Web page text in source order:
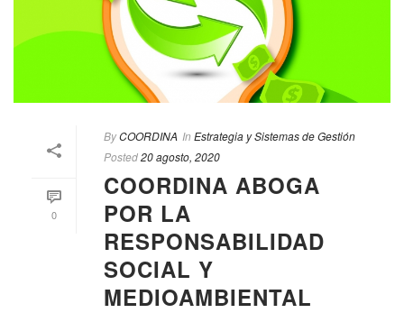
0
ByCOORDINA In Estrategia y Sistemas de Gestión
Posted20 agosto, 2020
COORDINA ABOGA
POR LA
RESPONSABILIDAD
SOCIAL Y
MEDIOAMBIENTAL